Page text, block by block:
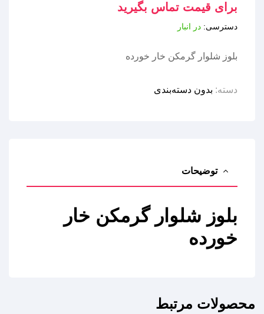
برای قیمت تماس بگیرید
دسترسی: در انبار
بلوز شلوار گرمکن خار خورده
دسته: بدون دسته‌بندی
توضیحات
بلوز شلوار گرمکن خار
خورده
محصولات مرتبط